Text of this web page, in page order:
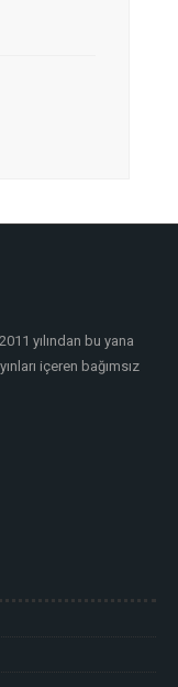
yılından bu yana
içeren bağımsız